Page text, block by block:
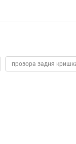
прозора задня